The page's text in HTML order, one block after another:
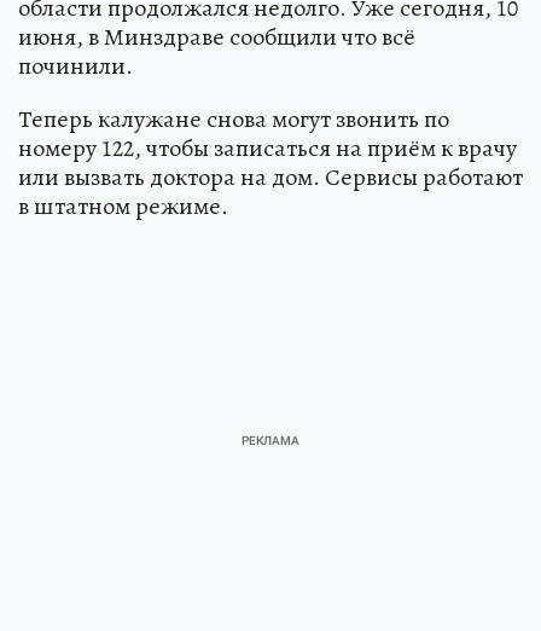
области продолжался недолго. Уже сегодня, 10
июня, в Минздраве сообщили что всё
починили.
Теперь калужане снова могут звонить по
номеру 122, чтобы записаться на приём к врачу
или вызвать доктора на дом. Сервисы работают
в штатном режиме.